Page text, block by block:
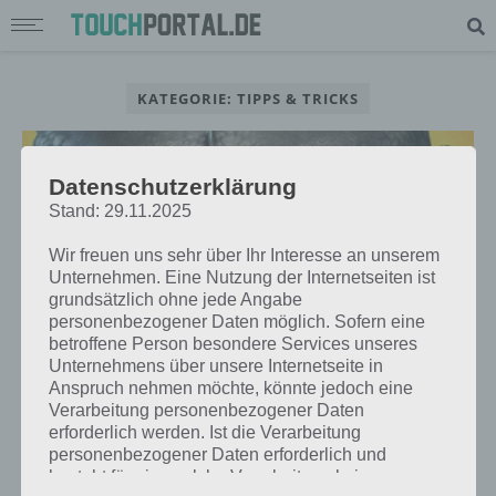
KATEGORIE: TIPPS & TRICKS
DRAGONS AUFSTIEG VON BERK: LISTE
DER DRACHEN MIT TIPPS
TIPPS & TRICKS
DRAGONS AUFSTIEG VON BERK: RUNEN
KOSTENLOS VERDIENEN – TIPPS
Datenschutzerklärung
Stand: 29.11.2025
Wir freuen uns sehr über Ihr Interesse an unserem
Unternehmen. Eine Nutzung der Internetseiten ist
grundsätzlich ohne jede Angabe
personenbezogener Daten möglich. Sofern eine
betroffene Person besondere Services unseres
Unternehmens über unsere Internetseite in
Anspruch nehmen möchte, könnte jedoch eine
Verarbeitung personenbezogener Daten
erforderlich werden. Ist die Verarbeitung
personenbezogener Daten erforderlich und
besteht für eine solche Verarbeitung keine